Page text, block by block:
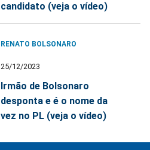
candidato (veja o vídeo)
RENATO BOLSONARO
25/12/2023
Irmão de Bolsonaro
desponta e é o nome da
vez no PL (veja o vídeo)